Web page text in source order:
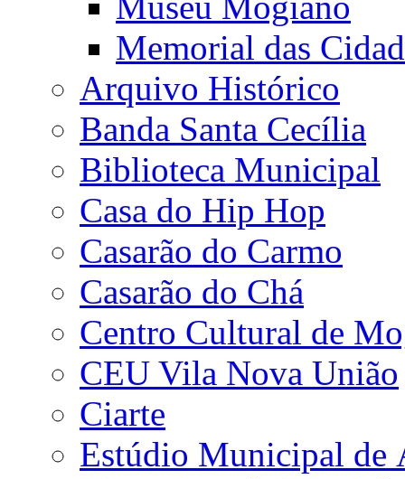
Memorial das
Arquivo Histórico
Banda Santa Cecília
Biblioteca Municipal
Casa do Hip Hop
Casarão do Carmo
Casarão do Chá
Centro Cultural de
CEU Vila Nova União
Ciarte
Estúdio Municipal de